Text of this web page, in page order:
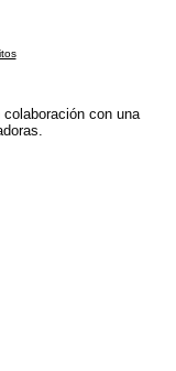
con una